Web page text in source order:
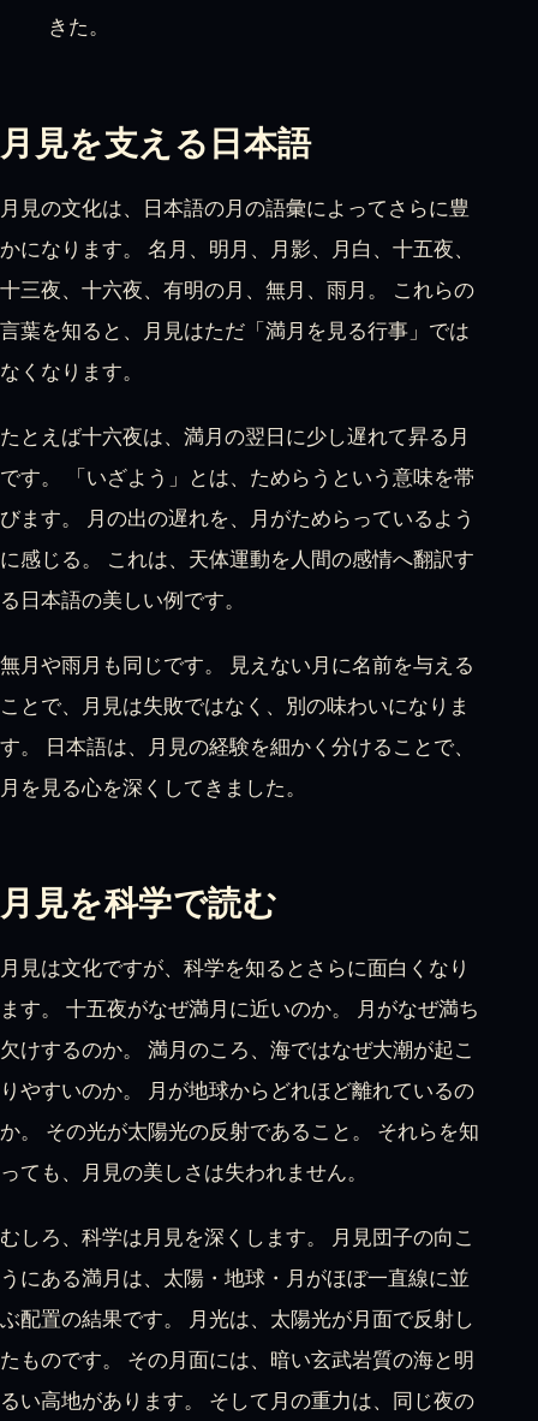
きた。
月見を支える日本語
月見の文化は、日本語の月の語彙によってさらに豊
かになります。 名月、明月、月影、月白、十五夜、
十三夜、十六夜、有明の月、無月、雨月。 これらの
言葉を知ると、月見はただ「満月を見る行事」では
なくなります。
たとえば十六夜は、満月の翌日に少し遅れて昇る月
です。 「いざよう」とは、ためらうという意味を帯
びます。 月の出の遅れを、月がためらっているよう
に感じる。 これは、天体運動を人間の感情へ翻訳す
る日本語の美しい例です。
無月や雨月も同じです。 見えない月に名前を与える
ことで、月見は失敗ではなく、別の味わいになりま
す。 日本語は、月見の経験を細かく分けることで、
月を見る心を深くしてきました。
月見を科学で読む
月見は文化ですが、科学を知るとさらに面白くなり
ます。 十五夜がなぜ満月に近いのか。 月がなぜ満ち
欠けするのか。 満月のころ、海ではなぜ大潮が起こ
りやすいのか。 月が地球からどれほど離れているの
か。 その光が太陽光の反射であること。 それらを知
っても、月見の美しさは失われません。
むしろ、科学は月見を深くします。 月見団子の向こ
うにある満月は、太陽・地球・月がほぼ一直線に並
ぶ配置の結果です。 月光は、太陽光が月面で反射し
たものです。 その月面には、暗い玄武岩質の海と明
るい高地があります。 そして月の重力は、同じ夜の